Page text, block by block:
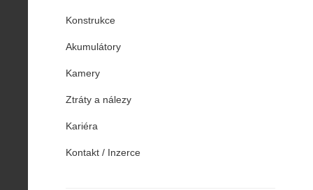
Konstrukce
Akumulátory
Kamery
Ztráty a nálezy
Kariéra
Kontakt / Inzerce